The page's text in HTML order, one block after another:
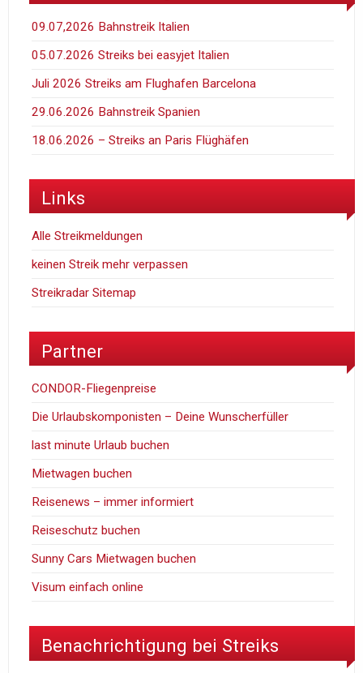
09.07,2026 Bahnstreik Italien
05.07.2026 Streiks bei easyjet Italien
Juli 2026 Streiks am Flughafen Barcelona
29.06.2026 Bahnstreik Spanien
18.06.2026 – Streiks an Paris Flüghäfen
Links
Alle Streikmeldungen
keinen Streik mehr verpassen
Streikradar Sitemap
Partner
CONDOR-Fliegenpreise
Die Urlaubskomponisten – Deine Wunscherfüller
last minute Urlaub buchen
Mietwagen buchen
Reisenews – immer informiert
Reiseschutz buchen
Sunny Cars Mietwagen buchen
Visum einfach online
Benachrichtigung bei Streiks